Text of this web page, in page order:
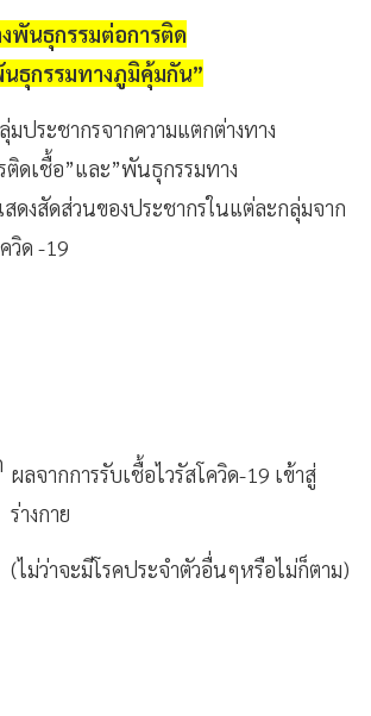
พันธุกรรมต่อการติด
ธุกรรมทางภูมิคุ้มกัน”
มประชากรจากความแตกต่างทาง
ติดเชื้อ”และ”พันธุกรรมทาง
ดงสัดส่วนของประชากรในแต่ละกลุ่มจาก
วิด -19
ผลจากการรับเชื้อไวรัสโควิด-19 เข้าสู่
ร่างกาย
(ไม่ว่าจะมีโรคประจำตัวอื่นๆหรือไม่ก็ตาม)